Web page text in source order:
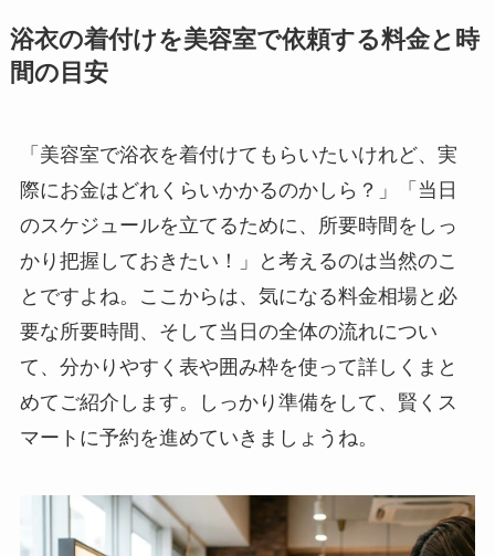
浴衣の着付けを美容室で依頼する料金と時
間の目安
「美容室で浴衣を着付けてもらいたいけれど、実
際にお金はどれくらいかかるのかしら？」「当日
のスケジュールを立てるために、所要時間をしっ
かり把握しておきたい！」と考えるのは当然のこ
とですよね。ここからは、気になる料金相場と必
要な所要時間、そして当日の全体の流れについ
て、分かりやすく表や囲み枠を使って詳しくまと
めてご紹介します。しっかり準備をして、賢くス
マートに予約を進めていきましょうね。